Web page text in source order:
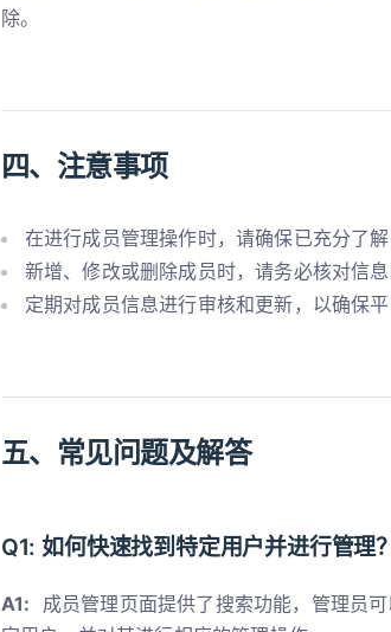
除。
四、注意事项
在进行成员管理操作时，请确保已充分了
新增、修改或删除成员时，请务必核对信
定期对成员信息进行审核和更新，以确保
五、常见问题及解答
Q1: 如何快速找到特定用户并进行管理？
A1: 成员管理页面提供了搜索功能，管理员